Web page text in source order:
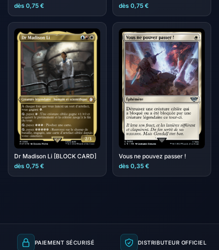
dès 0,75 €
dès 0,75 €
Dr Madison Li [BLOCK CARD]
dès 0,75 €
Vous ne pouvez passer !
dès 0,35 €
PAIEMENT SÉCURISÉ DISTRIBUTEUR OFFICIEL